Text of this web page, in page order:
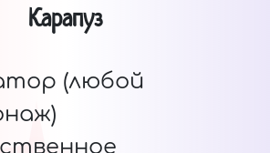
Карапуз
(любой